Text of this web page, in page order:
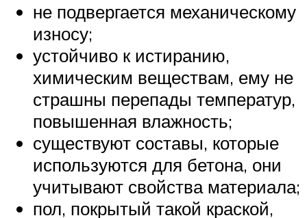
не подвергается механическому
износу;
устойчиво к истиранию,
химическим веществам, ему не
страшны перепады температур,
повышенная влажность;
существуют составы, которые
используются для бетона, они
учитывают свойства материала;
пол, покрытый такой краской,